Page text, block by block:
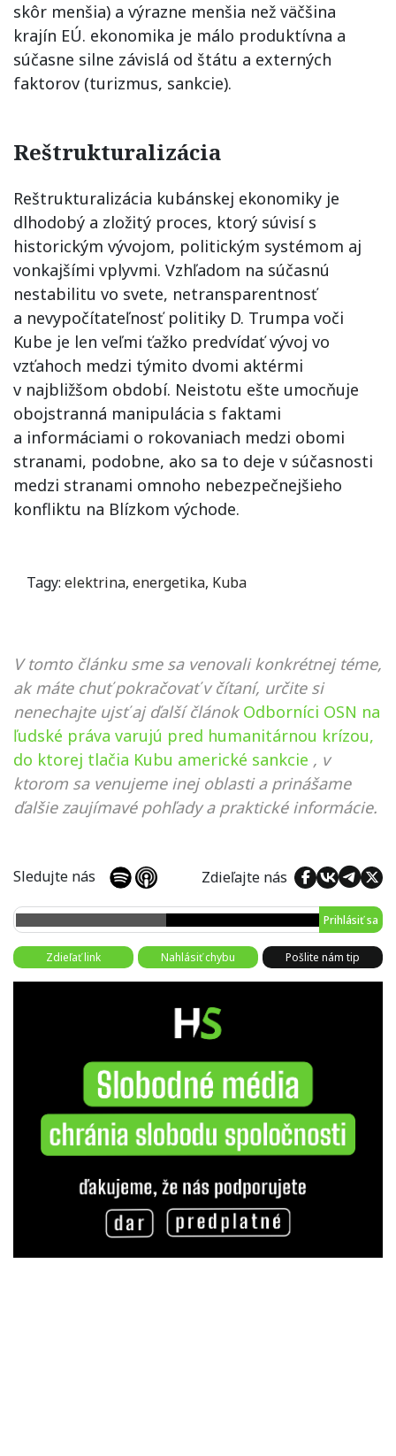
skôr menšia) a výrazne menšia než väčšina
krajín EÚ. ekonomika je málo produktívna a
súčasne silne závislá od štátu a externých
faktorov (turizmus, sankcie).
Reštrukturalizácia
Reštrukturalizácia kubánskej ekonomiky je
dlhodobý a zložitý proces, ktorý súvisí s
historickým vývojom, politickým systémom aj
vonkajšími vplyvmi. Vzhľadom na súčasnú
nestabilitu vo svete, netransparentnosť
a nevypočítateľnosť politiky D. Trumpa voči
Kube je len veľmi ťažko predvídať vývoj vo
vzťahoch medzi týmito dvomi aktérmi
v najbližšom období. Neistotu ešte umocňuje
obojstranná manipulácia s faktami
a informáciami o rokovaniach medzi obomi
stranami, podobne, ako sa to deje v súčasnosti
medzi stranami omnoho nebezpečnejšieho
konfliktu na Blízkom východe.
Tagy: elektrina, energetika, Kuba
V tomto článku sme sa venovali konkrétnej téme,
ak máte chuť pokračovať v čítaní, určite si
nenechajte ujsť aj ďalší článok Odborníci OSN na
ľudské práva varujú pred humanitárnou krízou,
do ktorej tlačia Kubu americké sankcie , v
ktorom sa venujeme inej oblasti a prinášame
ďalšie zaujímavé pohľady a praktické informácie.
Sledujte nás Zdieľajte nás
Prihlásiť sa
Zdieľať link Nahlásiť chybu Pošlite nám tip